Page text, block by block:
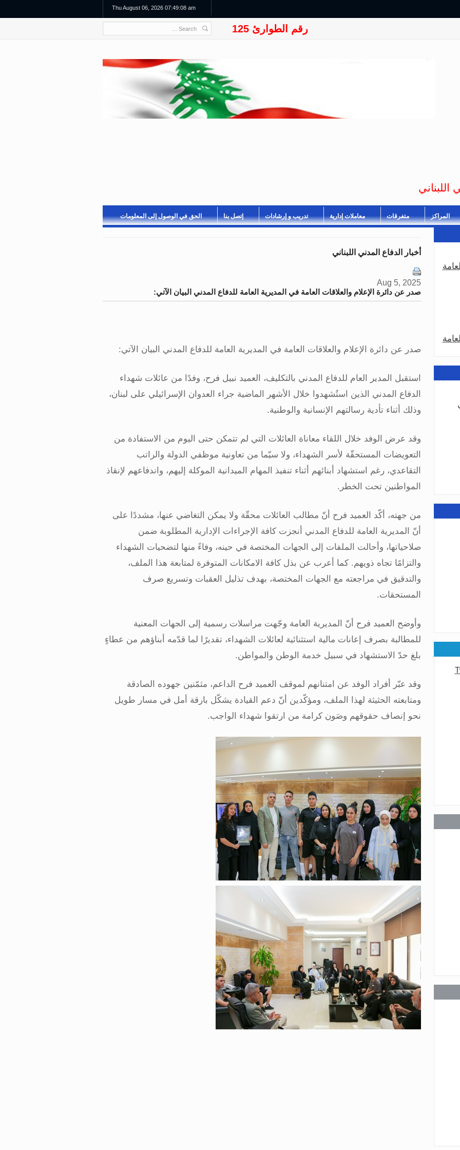
Thu August 06, 2026 07:49:08 am
رقم الطوارئ 125
اللبناني
المراكز متفرقات معاملات إدارية تدريب و إرشادات إتصل بنا الحق في الوصول إلى المعلومات
أخبار الدفاع المدني اللبناني
Aug 5, 2025
صدر عن دائرة الإعلام والعلاقات العامة في المديرية العامة للدفاع المدني البيان الآتي:
صدر عن دائرة الإعلام والعلاقات العامة في المديرية العامة للدفاع المدني البيان الآتي:
استقبل المدير العام للدفاع المدني بالتكليف، العميد نبيل فرح، وفدًا من عائلات شهداء
الدفاع المدني الذين استُشهدوا خلال الأشهر الماضية جراء العدوان الإسرائيلي على لبنان،
وذلك أثناء تأدية رسالتهم الإنسانية والوطنية.
وقد عرض الوفد خلال اللقاء معاناة العائلات التي لم تتمكن حتى اليوم من الاستفادة من
التعويضات المستحقّة لأسر الشهداء، ولا سيّما من تعاونية موظفي الدولة والراتب
التقاعدي، رغم استشهاد أبنائهم أثناء تنفيذ المهام الميدانية الموكلة إليهم، واندفاعهم لإنقاذ
المواطنين تحت الخطر .
من جهته، أكّد العميد فرح أنّ مطالب العائلات محقّة ولا يمكن التغاضي عنها، مشددًا على
أنّ المديرية العامة للدفاع المدني أنجزت كافة الإجراءات الإدارية المطلوبة ضمن
صلاحياتها، وأحالت الملفات إلى الجهات المختصة في حينه، وفاءً منها لتضحيات الشهداء
والتزامًا تجاه ذويهم. كما أعرب عن بذل كافة الامكانات المتوفرة لمتابعة هذا الملف،
والتدقيق في مراجعته مع الجهات المختصة، بهدف تذليل العقبات وتسريع صرف
المستحقات.
وأوضح العميد فرح أنّ المديرية العامة وجّهت مراسلات رسمية إلى الجهات المعنية
للمطالبة بصرف إعانات مالية استثنائية لعائلات الشهداء، تقديرًا لما قدّمه أبناؤهم من عطاءٍ
بلغ حدّ الاستشهاد في سبيل خدمة الوطن والمواطن.
وقد عبّر أفراد الوفد عن امتنانهم لموقف العميد فرح الداعم، مثمّنين جهوده الصادقة
ومتابعته الحثيثة لهذا الملف، ومؤكّدين أنّ دعم القيادة يشكّل بارقة أمل في مسار طويل
نحو إنصاف حقوقهم وصَون كرامة من ارتقوا شهداء الواجب.